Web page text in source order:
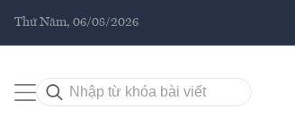
Thứ Năm, 06/08/2026